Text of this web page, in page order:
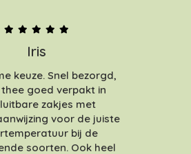
Iris
keuze. Snel bezorgd,
goed verpakt in
zakjes met
voor de juiste
bij de
soorten. Ook heel